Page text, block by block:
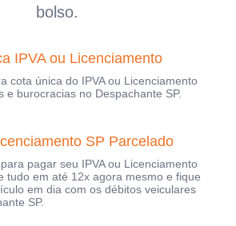
bolso.
IPVA ou Licenciamento
cota única do IPVA ou Licenciamento
e burocracias no Despachante SP.
SP Parcelado
pagar seu IPVA ou Licenciamento
tudo em até 12x agora mesmo e fique
em dia com os débitos veiculares
SP.